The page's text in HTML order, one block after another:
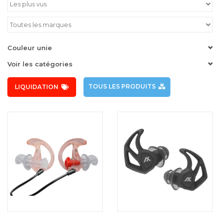
Couleur unie
Voir les catégories
LIQUIDATION TOUS LES PRODUITS